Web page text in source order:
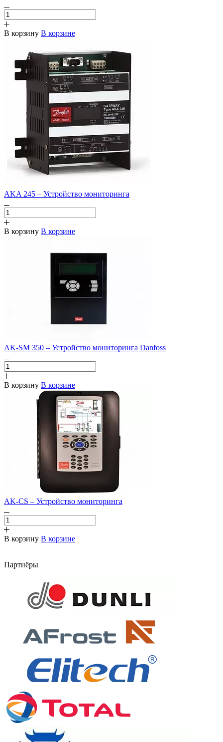
В корзину В корзине
AKA 245 – Устройство мониторинга
В корзину В корзине
AK-SM 350 – Устройство мониторинга Danfoss
В корзину В корзине
AK-CS – Устройство мониторинга
В корзину В корзине
Партнёры